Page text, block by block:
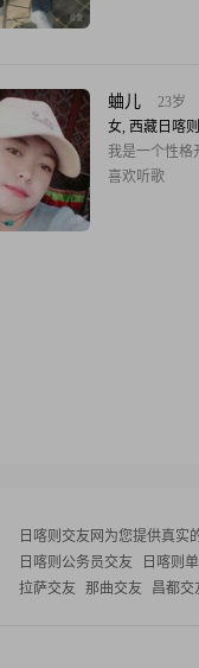
蛐儿
23岁
女, 西藏日喀
我是一个性格
喜欢听歌
日喀则交友网 为您提供真实
日喀则公务员交友 日喀则
拉萨交友 那曲交友 昌都交